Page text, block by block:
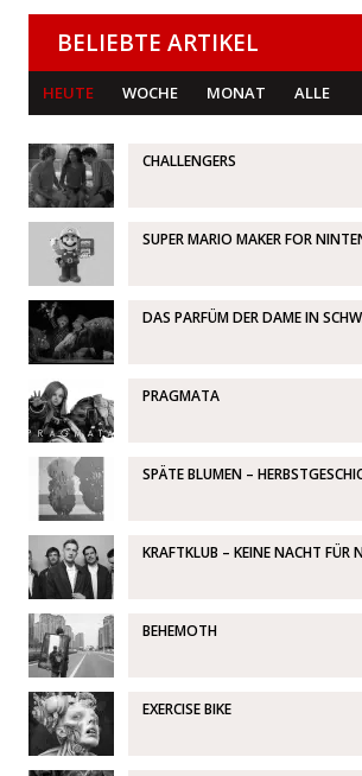
BELIEBTE ARTIKEL
HEUTE WOCHE MONAT ALLE
CHALLENGERS
SUPER MARIO MAKER FOR
DAS PARFÜM DER DAME IN
PRAGMATA
SPÄTE BLUMEN –
KRAFTKLUB – KEINE NACHT FÜR
BEHEMOTH
EXERCISE BIKE